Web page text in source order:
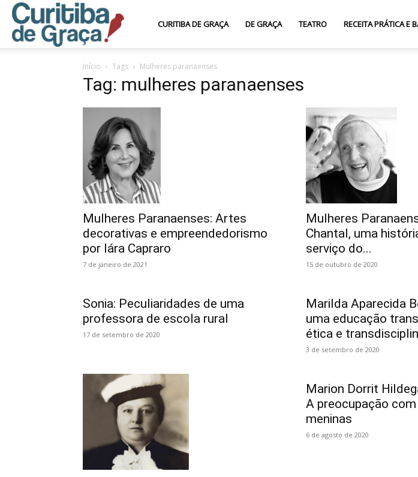
Curitiba
de
Graça
CURITIBA DE GRAÇA DE GRAÇA TEATRO RECEITA PRÁTICA E
Início Tags Mulheres paranaenses
Tag: mulheres paranaenses
Mulheres Paranaenses: Artes
decorativas e empreendedorismo
por Iára Capraro
7 de janeiro de 2021
Mulheres
Chantal, uma
serviço do...
15 de outubro de 2020
Sonia: Peculiaridades de uma
professora de escola rural
17 de setembro de 2020
Marilda Aparecida
uma educação
ética e
3 de setembro de 2020
Marion Dorrit
A preocupação
meninas
6 de agosto de 2020